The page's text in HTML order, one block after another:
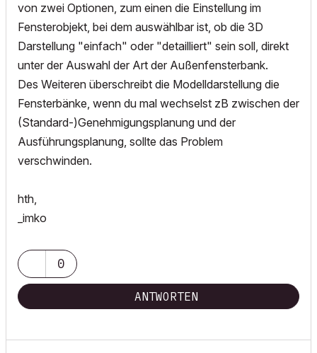
von zwei Optionen, zum einen die Einstellung im
Fensterobjekt, bei dem auswählbar ist, ob die 3D
Darstellung "einfach" oder "detailliert" sein soll, direkt
unter der Auswahl der Art der Außenfensterbank.
Des Weiteren überschreibt die Modelldarstellung die
Fensterbänke, wenn du mal wechselst zB zwischen der
(Standard-)Genehmigungsplanung und der
Ausführungsplanung, sollte das Problem
verschwinden.
hth,
_imko
0
ANTWORTEN